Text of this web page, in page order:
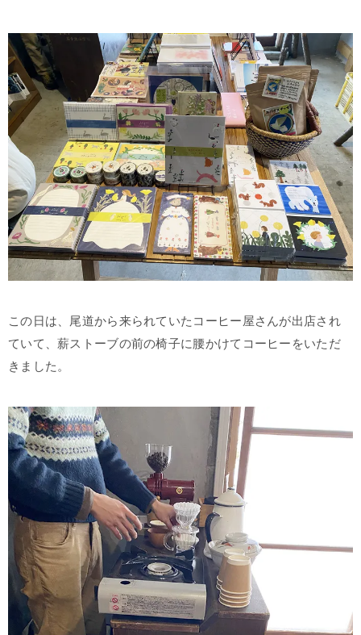
この日は、尾道から来られていたコーヒー屋さんが出店され
ていて、薪ストーブの前の椅子に腰かけてコーヒーをいただ
きました。